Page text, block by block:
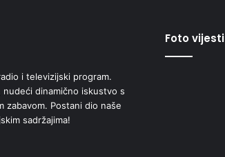
i televizijski program.
nudeći dinamično iskustvo s
zabavom. Postani dio naše
sadržajima!
Foto vijesti